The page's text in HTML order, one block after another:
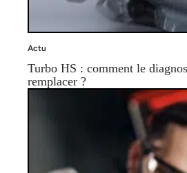
Actu
Turbo HS : comment le
remplacer ?